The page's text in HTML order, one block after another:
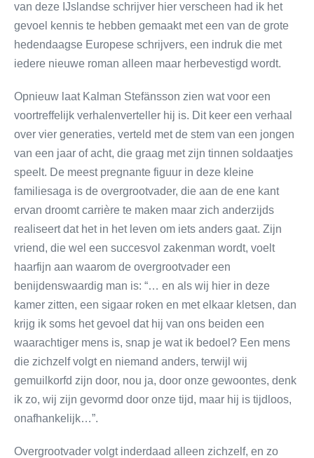
van deze IJslandse schrijver hier verscheen had ik het
gevoel kennis te hebben gemaakt met een van de grote
hedendaagse Europese schrijvers, een indruk die met
iedere nieuwe roman alleen maar herbevestigd wordt.
Opnieuw laat Kalman Stefänsson zien wat voor een
voortreffelijk verhalenverteller hij is. Dit keer een verhaal
over vier generaties, verteld met de stem van een jongen
van een jaar of acht, die graag met zijn tinnen soldaatjes
speelt. De meest pregnante figuur in deze kleine
familiesaga is de overgrootvader, die aan de ene kant
ervan droomt carrière te maken maar zich anderzijds
realiseert dat het in het leven om iets anders gaat. Zijn
vriend, die wel een succesvol zakenman wordt, voelt
haarfijn aan waarom de overgrootvader een
benijdenswaardig man is: “… en als wij hier in deze
kamer zitten, een sigaar roken en met elkaar kletsen, dan
krijg ik soms het gevoel dat hij van ons beiden een
waarachtiger mens is, snap je wat ik bedoel? Een mens
die zichzelf volgt en niemand anders, terwijl wij
gemuilkorfd zijn door, nou ja, door onze gewoontes, denk
ik zo, wij zijn gevormd door onze tijd, maar hij is tijdloos,
onafhankelijk…”.
Overgrootvader volgt inderdaad alleen zichzelf, en zo